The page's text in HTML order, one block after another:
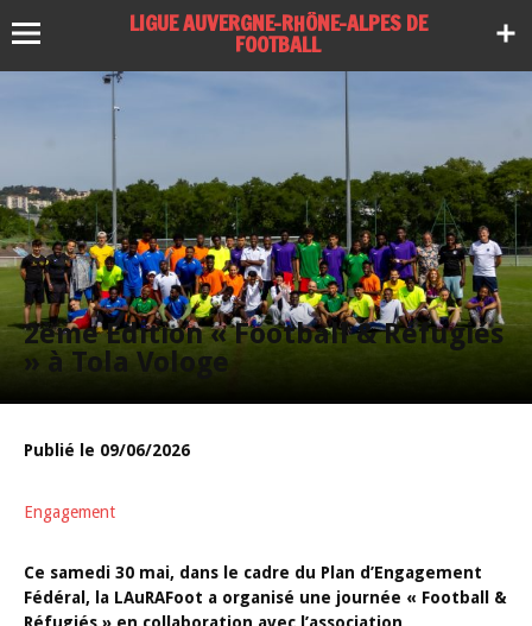
LIGUE AUVERGNE-RHÔNE-ALPES DE
FOOTBALL
2ème Edition « Football & Réfugiés
» à Tola Vologe
Publié le 09/06/2026
Engagement
Ce samedi 30 mai, dans le cadre du Plan d’Engagement
Fédéral, la LAuRAFoot a organisé une journée « Football &